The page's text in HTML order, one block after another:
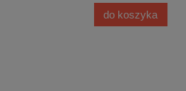
do koszyka